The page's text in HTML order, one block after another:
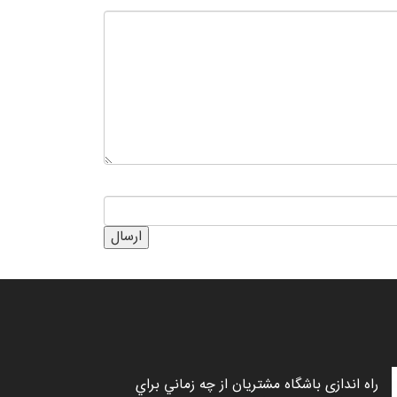
ارسال
ششمین رویداد باشگاه مشتریان و برنامه‌های
راه اندازی باشگاه مشتريان از چه زماني براي